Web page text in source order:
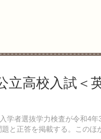
立高校入試＜
学者選抜学力検査が令和4
と正答を掲載する。このほ